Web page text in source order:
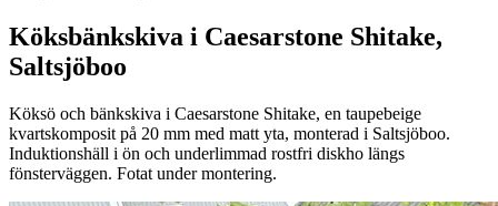
Köksbänkskiva i Caesarstone Shitake,
Saltsjöboo
Köksö och bänkskiva i Caesarstone Shitake, en taupebeige
kvartskomposit på 20 mm med matt yta, monterad i Saltsjöboo.
Induktionshäll i ön och underlimmad rostfri diskho längs
fönsterväggen. Fotat under montering.